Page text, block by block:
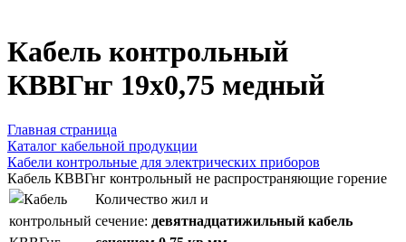
Кабель контрольный
КВВГнг 19x0,75 медный
Главная страница
Каталог кабельной продукции
Кабели контрольные для электрических приборов
Кабель КВВГнг контрольный не распространяющие горение
Количество жил и
сечение: девятнадцатижильный кабель